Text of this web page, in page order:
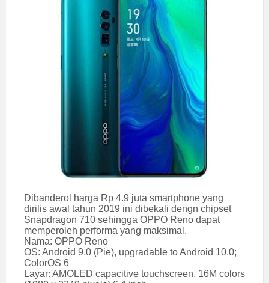
Dibanderol harga Rp 4.9 juta smartphone yang
dirilis awal tahun 2019 ini dibekali dengn chipset
Snapdragon 710 sehingga OPPO Reno dapat
memperoleh performa yang maksimal.
Nama: OPPO Reno
OS: Android 9.0 (Pie), upgradable to Android 10.0;
ColorOS 6
Layar: AMOLED capacitive touchscreen, 16M colors